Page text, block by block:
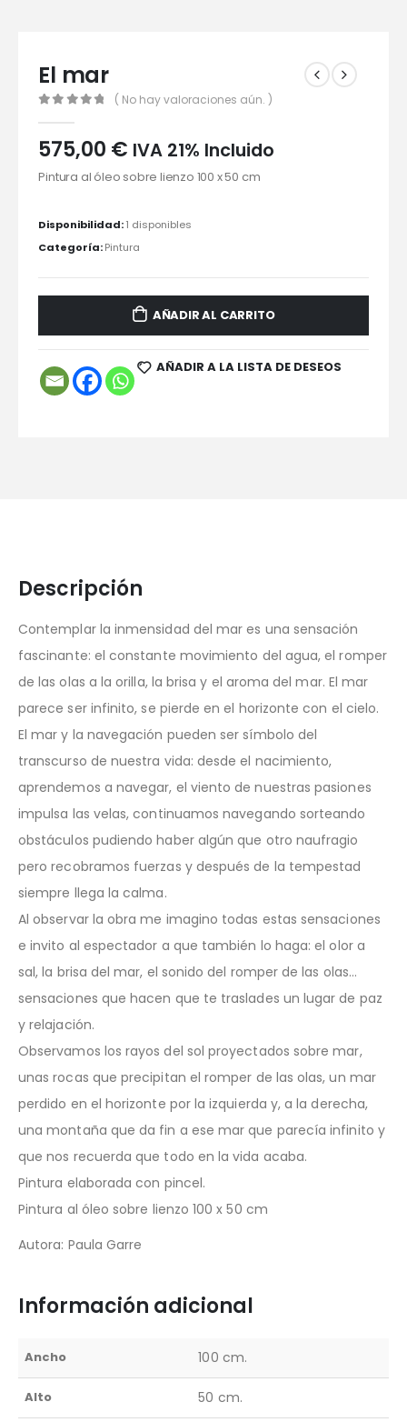
El mar
( No hay valoraciones aún. )
575,00 € IVA 21% Incluido
Pintura al óleo sobre lienzo 100 x 50 cm
Disponibilidad:1 disponibles
Categoría:Pintura
AÑADIR AL CARRITO
AÑADIR A LA LISTA DE DESEOS
Descripción
Contemplar la inmensidad del mar es una sensación
fascinante: el constante movimiento del agua, el romper
de las olas a la orilla, la brisa y el aroma del mar. El mar
parece ser infinito, se pierde en el horizonte con el cielo.
El mar y la navegación pueden ser símbolo del
transcurso de nuestra vida: desde el nacimiento,
aprendemos a navegar, el viento de nuestras pasiones
impulsa las velas, continuamos navegando sorteando
obstáculos pudiendo haber algún que otro naufragio
pero recobramos fuerzas y después de la tempestad
siempre llega la calma.
Al observar la obra me imagino todas estas sensaciones
e invito al espectador a que también lo haga: el olor a
sal, la brisa del mar, el sonido del romper de las olas…
sensaciones que hacen que te traslades un lugar de paz
y relajación.
Observamos los rayos del sol proyectados sobre mar,
unas rocas que precipitan el romper de las olas, un mar
perdido en el horizonte por la izquierda y, a la derecha,
una montaña que da fin a ese mar que parecía infinito y
que nos recuerda que todo en la vida acaba.
Pintura elaborada con pincel.
Pintura al óleo sobre lienzo 100 x 50 cm
Autora: Paula Garre
Información adicional
Ancho 100 cm.
Alto 50 cm.